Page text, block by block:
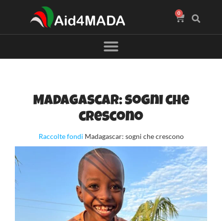
0
Madagascar: sogni che
crescono
Raccolte fondi Madagascar: sogni che crescono